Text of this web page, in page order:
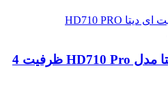
هارد اکسترنال ای دیتا مدل HD710 Pro ظرفیت 4